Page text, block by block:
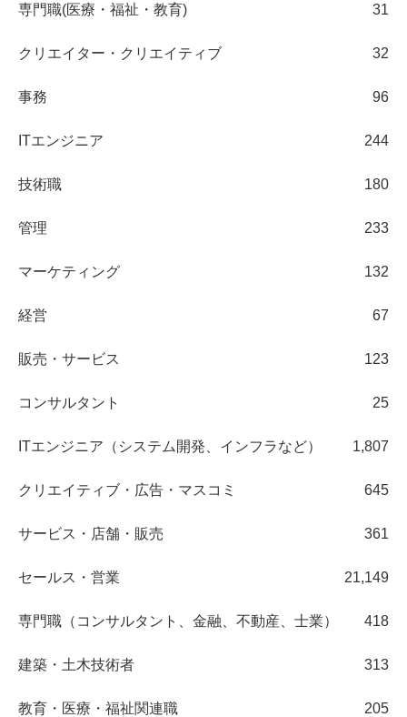
専門職(医療・福祉・教育) 31
クリエイター・クリエイティブ 32
事務 96
ITエンジニア 244
技術職 180
管理 233
マーケティング 132
経営 67
販売・サービス 123
コンサルタント 25
ITエンジニア（システム開発、インフラなど） 1,807
クリエイティブ・広告・マスコミ 645
サービス・店舗・販売 361
セールス・営業 21,149
専門職（コンサルタント、金融、不動産、士業） 418
建築・土木技術者 313
教育・医療・福祉関連職 205